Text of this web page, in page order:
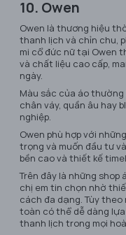
10. Owen
Owen là thương hiệu
thanh lịch và chỉn chu,
mi cổ đức nữ tại Owen
và chất liệu cao cấp,
ngày.
Màu sắc của áo
chân váy, quần âu hay
nghiệp.
Owen phù hợp với
trọng và muốn đầu tư
bền cao và thiết kế
Trên đây là những shop
chị em tin chọn nhờ
cách đa dạng. Tùy
toàn có thể dễ dàng
thanh lịch trong mọi